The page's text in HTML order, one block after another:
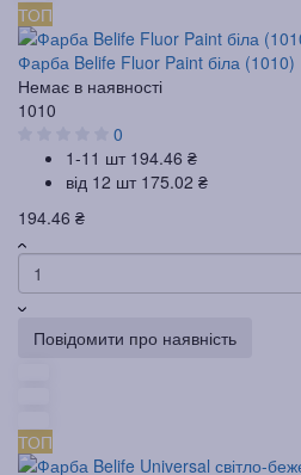
ТОП
Фарба Belife Fluor Paint біла (1010)
Немає в наявності
1010
0
1-11 шт 194.46 ₴
від 12 шт 175.02 ₴
194.46 ₴
Повідомити про наявність
ТОП